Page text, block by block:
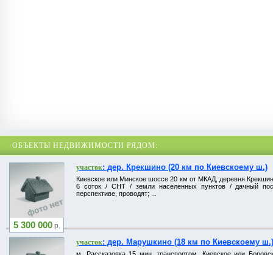
ОБЪЕКТЫ НЕДВИЖИМОСТИ РЯДОМ:
5 300 000р.
участок: дер. Крекшино (20 км по Киевскоему ш.)
Киевское или Минское шоссе 20 км от МКАД, деревня
6 соток / СНТ / земли населенных пунктов / дачный
перспективе, проводят; ...
участок: дер. Марушкино (18 км по Киевскоему ш.)